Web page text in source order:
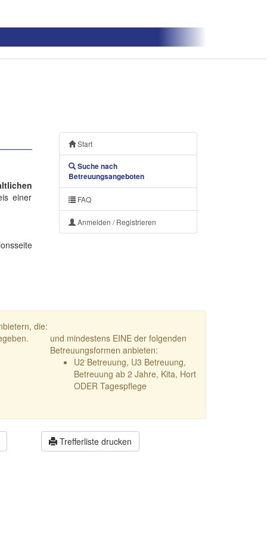
einer
Start
Suche nach
Betreuungsangeboten
FAQ
Anmelden / Registrieren
die:
und mindestens EINE der folgenden
Betreuungsformen anbieten:
U2 Betreuung, U3 Betreuung,
Betreuung ab 2 Jahre, Kita, Hort
ODER Tagespflege
Trefferliste drucken